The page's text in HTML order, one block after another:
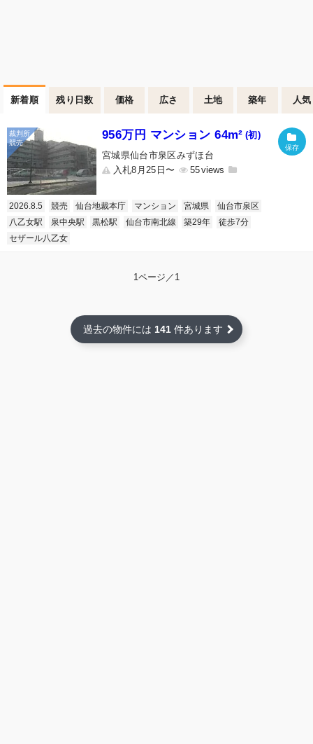
新着順 残り日数 価格 広さ 土地 築年 人気
956万円 マンション 64m² (初)
宮城県仙台市泉区みずほ台
入札8月25日〜
55
2026.8.5 競売 仙台地裁本庁 マンション 宮城県
仙台市泉区
八乙女駅
泉中央駅 黒松駅 仙台市南北線 築29年
徒歩7分
セザール八乙女
1ページ／1
過去の物件には 141 件あります